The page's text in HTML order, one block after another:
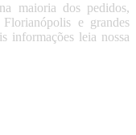
maioria dos pedidos,
e grandes
informações leia nossa